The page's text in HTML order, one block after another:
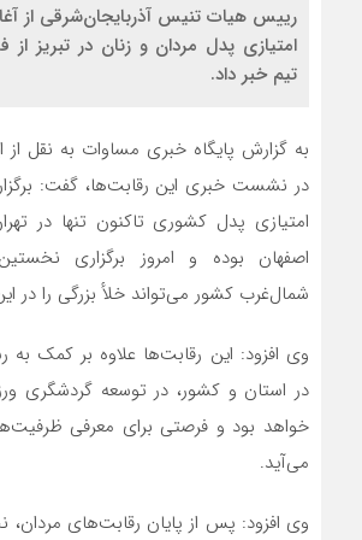
رییس هیات تنیس آذربایجان‌شرقی از
تیم خبر داد.
به گزارش پایگاه خبری مساوات به نقل از
در نشست خبری این رقابت‌ها، گفت:
امتیازی پدل کشوری تاکنون تنها در
اصفهان بوده و امروز برگزاری
شمال‌غرب کشور می‌تواند خلأ بزرگی را در
وی افزود: این رقابت‌ها علاوه بر کمک
در استان و کشور، در توسعه گردشگری
خواهد بود و فرصتی برای معرفی
می‌آید.
وی افزود: پس از پایان رقابت‌های